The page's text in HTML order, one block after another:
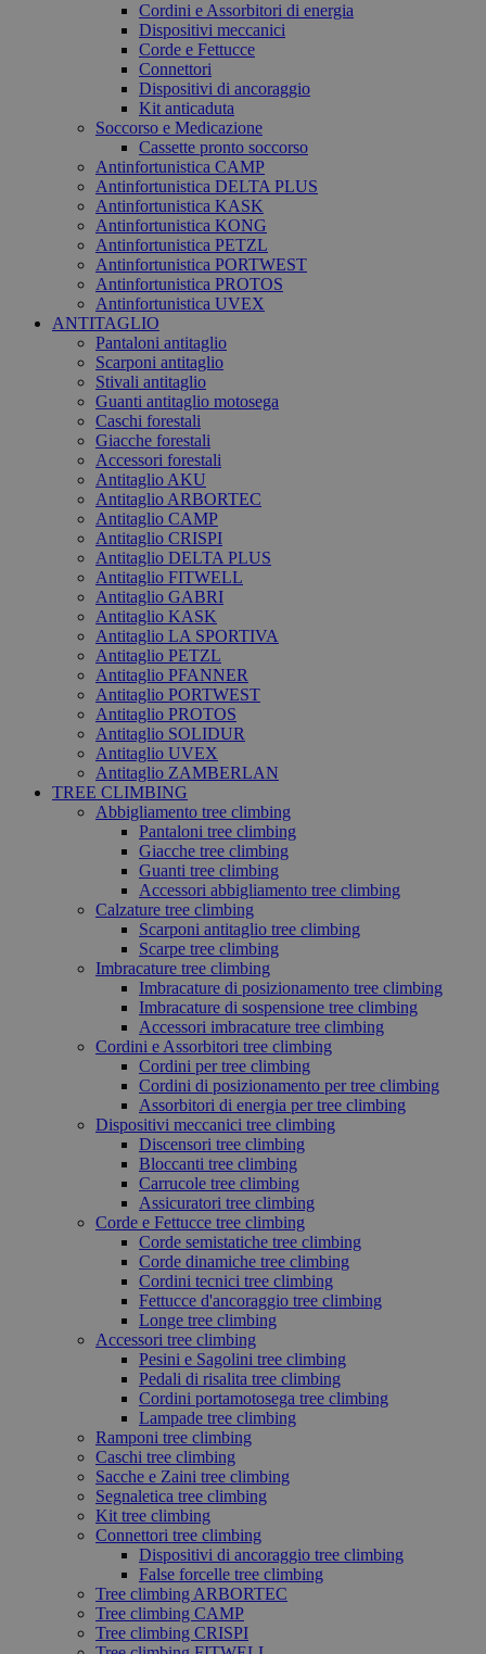
Cordini e Assorbitori di energia
Dispositivi meccanici
Corde e Fettucce
Connettori
Dispositivi di ancoraggio
Kit anticaduta
Soccorso e Medicazione
Cassette pronto soccorso
Antinfortunistica CAMP
Antinfortunistica DELTA PLUS
Antinfortunistica KASK
Antinfortunistica KONG
Antinfortunistica PETZL
Antinfortunistica PORTWEST
Antinfortunistica PROTOS
Antinfortunistica UVEX
ANTITAGLIO
Pantaloni antitaglio
Scarponi antitaglio
Stivali antitaglio
Guanti antitaglio motosega
Caschi forestali
Giacche forestali
Accessori forestali
Antitaglio AKU
Antitaglio ARBORTEC
Antitaglio CAMP
Antitaglio CRISPI
Antitaglio DELTA PLUS
Antitaglio FITWELL
Antitaglio GABRI
Antitaglio KASK
Antitaglio LA SPORTIVA
Antitaglio PETZL
Antitaglio PFANNER
Antitaglio PORTWEST
Antitaglio PROTOS
Antitaglio SOLIDUR
Antitaglio UVEX
Antitaglio ZAMBERLAN
TREE CLIMBING
Abbigliamento tree climbing
Pantaloni tree climbing
Giacche tree climbing
Guanti tree climbing
Accessori abbigliamento tree climbing
Calzature tree climbing
Scarponi antitaglio tree climbing
Scarpe tree climbing
Imbracature tree climbing
Imbracature di posizionamento tree climbing
Imbracature di sospensione tree climbing
Accessori imbracature tree climbing
Cordini e Assorbitori tree climbing
Cordini per tree climbing
Cordini di posizionamento per tree climbing
Assorbitori di energia per tree climbing
Dispositivi meccanici tree climbing
Discensori tree climbing
Bloccanti tree climbing
Carrucole tree climbing
Assicuratori tree climbing
Corde e Fettucce tree climbing
Corde semistatiche tree climbing
Corde dinamiche tree climbing
Cordini tecnici tree climbing
Fettucce d'ancoraggio tree climbing
Longe tree climbing
Accessori tree climbing
Pesini e Sagolini tree climbing
Pedali di risalita tree climbing
Cordini portamotosega tree climbing
Lampade tree climbing
Ramponi tree climbing
Caschi tree climbing
Sacche e Zaini tree climbing
Segnaletica tree climbing
Kit tree climbing
Connettori tree climbing
Dispositivi di ancoraggio tree climbing
False forcelle tree climbing
Tree climbing ARBORTEC
Tree climbing CAMP
Tree climbing CRISPI